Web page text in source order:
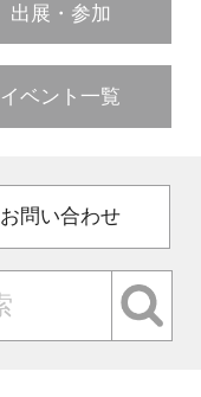
出展・参加
イベント一覧
お問い合わせ